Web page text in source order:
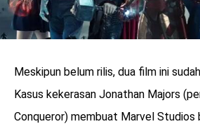
Meskipun belum rilis, dua film ini
Kasus kekerasan Jonathan Majors
Conqueror) membuat Marvel Studios